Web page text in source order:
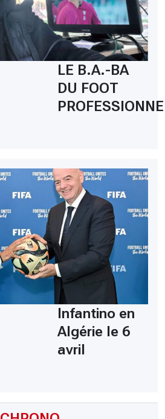
LE B.A.-BA
DU FOOT
Infantino en
Algérie le 6
avril